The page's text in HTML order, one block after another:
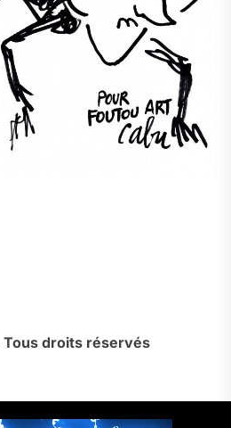
Tous droits réservés